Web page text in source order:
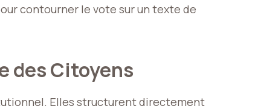
contourner le vote sur un texte de
des Citoyens
Elles structurent directement